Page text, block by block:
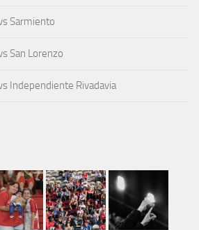
Sarmiento
San Lorenzo
Independiente Rivadavia